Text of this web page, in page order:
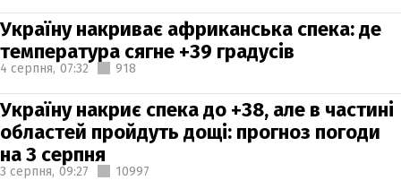
Україну накриває африканська спека: де
температура сягне +39 градусів
4 серпня, 07:32 918
Україну накриє спека до +38, але в частині
областей пройдуть дощі: прогноз погоди
на 3 серпня
3 серпня, 09:27 10997